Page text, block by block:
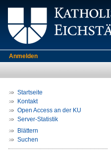
Anmelden
Startseite
Kontakt
Open Access an der KU
Server-Statistik
Blättern
Suchen